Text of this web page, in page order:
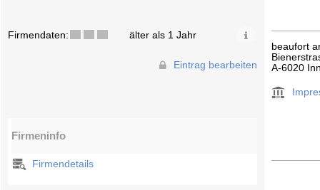
Firmendaten: älter als 1 Jahr
Eintrag bearbeiten
Firmeninfo
Firmendetails
beaufort
A-6020